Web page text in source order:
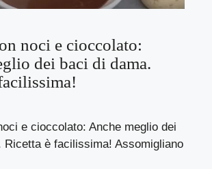
noci e cioccolato:
dei baci di dama.
e cioccolato: Anche meglio dei
Ricetta è facilissima! Assomigliano